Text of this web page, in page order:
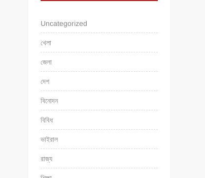
Uncategorized
খেলা
জেলা
দেশ
বিনোদন
বিবিধ
ভাইরাল
রাজ্য